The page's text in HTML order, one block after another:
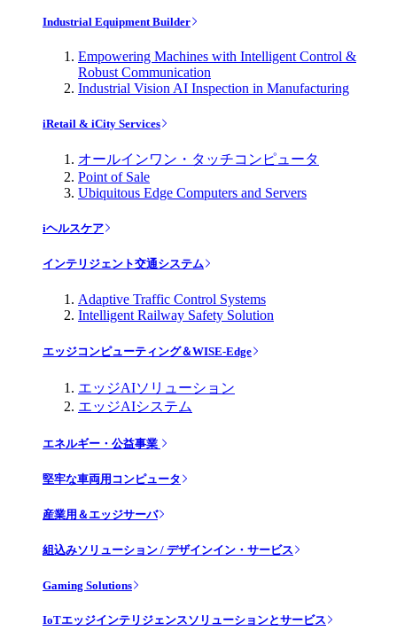
Industrial Equipment Builder
Empowering Machines with Intelligent Control &
Robust Communication
Industrial Vision AI Inspection in Manufacturing
iRetail & iCity Services
オールインワン・タッチコンピュータ
Point of Sale
Ubiquitous Edge Computers and Servers
iヘルスケア
インテリジェント交通システム
Adaptive Traffic Control Systems
Intelligent Railway Safety Solution
エッジコンピューティング＆WISE-Edge
エッジAIソリューション
エッジAIシステム
エネルギー・公益事業
堅牢な車両用コンピュータ
産業用＆エッジサーバ
組込みソリューション / デザインイン・サービス
Gaming Solutions
IoTエッジインテリジェンスソリューションとサービス